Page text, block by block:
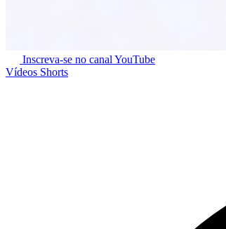
Inscreva-se no canal YouTube
Vídeos Shorts